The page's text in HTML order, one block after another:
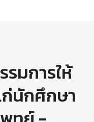
มการให้
นักศึกษา